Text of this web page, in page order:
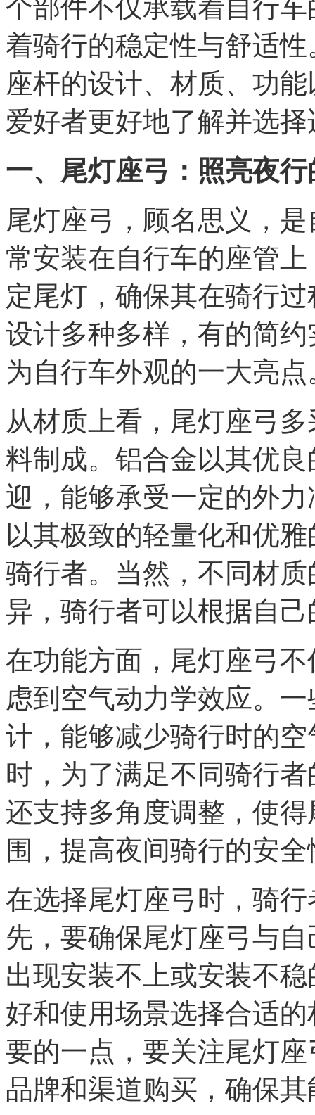
个部件不仅承载着自行
着骑行的稳定性与舒适
座杆的设计、材质、功
爱好者更好地了解并选
一、尾灯座弓：照亮夜行
尾灯座弓，顾名思义，
常安装在自行车的座管
定尾灯，确保其在骑行
设计多种多样，有的简
为自行车外观的一大亮点
从材质上看，尾灯座弓
料制成。铝合金以其优
迎，能够承受一定的外
以其极致的轻量化和优
骑行者。当然，不同材
异，骑行者可以根据自
在功能方面，尾灯座弓
虑到空气动力学效应。
计，能够减少骑行时的
时，为了满足不同骑行
还支持多角度调整，使
围，提高夜间骑行的安全
在选择尾灯座弓时，骑
先，要确保尾灯座弓与
出现安装不上或安装不
好和使用场景选择合适
要的一点，要关注尾灯
品牌和渠道购买，确保